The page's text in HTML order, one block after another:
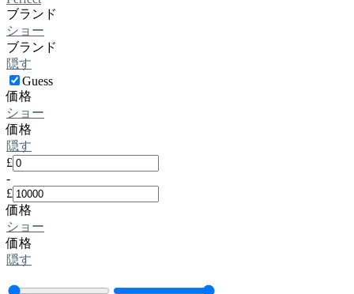
ブランド
ショー
ブランド
隠す
Guess
価格
ショー
価格
隠す
£
-
£
価格
ショー
価格
隠す